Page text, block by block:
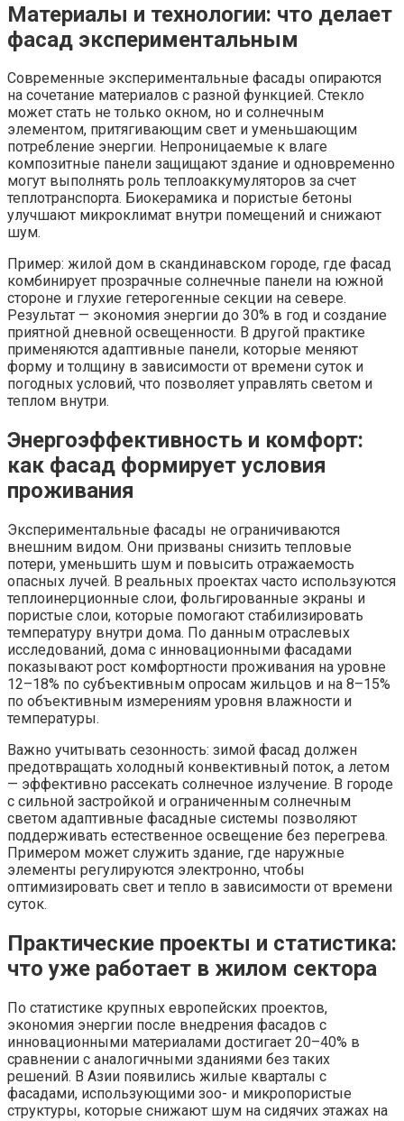
Материалы и технологии: что делает
фасад экспериментальным
Современные экспериментальные фасады опираются
на сочетание материалов с разной функцией. Стекло
может стать не только окном, но и солнечным
элементом, притягивающим свет и уменьшающим
потребление энергии. Непроницаемые к влаге
композитные панели защищают здание и одновременно
могут выполнять роль теплоаккумуляторов за счет
теплотранспорта. Биокерамика и пористые бетоны
улучшают микроклимат внутри помещений и снижают
шум.
Пример: жилой дом в скандинавском городе, где фасад
комбинирует прозрачные солнечные панели на южной
стороне и глухие гетерогенные секции на севере.
Результат — экономия энергии до 30% в год и создание
приятной дневной освещенности. В другой практике
применяются адаптивные панели, которые меняют
форму и толщину в зависимости от времени суток и
погодных условий, что позволяет управлять светом и
теплом внутри.
Энергоэффективность и комфорт:
как фасад формирует условия
проживания
Экспериментальные фасады не ограничиваются
внешним видом. Они призваны снизить тепловые
потери, уменьшить шум и повысить отражаемость
опасных лучей. В реальных проектах часто используются
теплоинерционные слои, фольгированные экраны и
пористые слои, которые помогают стабилизировать
температуру внутри дома. По данным отраслевых
исследований, дома с инновационными фасадами
показывают рост комфортности проживания на уровне
12–18% по субъективным опросам жильцов и на 8–15%
по объективным измерениям уровня влажности и
температуры.
Важно учитывать сезонность: зимой фасад должен
предотвращать холодный конвективный поток, а летом
— эффективно рассекать солнечное излучение. В городе
с сильной застройкой и ограниченным солнечным
светом адаптивные фасадные системы позволяют
поддерживать естественное освещение без перегрева.
Примером может служить здание, где наружные
элементы регулируются электронно, чтобы
оптимизировать свет и тепло в зависимости от времени
суток.
Практические проекты и статистика:
что уже работает в жилом сектора
По статистике крупных европейских проектов,
экономия энергии после внедрения фасадов с
инновационными материалами достигает 20–40% в
сравнении с аналогичными зданиями без таких
решений. В Азии появились жилые кварталы с
фасадами, использующими зоо- и микропористые
структуры, которые снижают шум на сидячих этажах на